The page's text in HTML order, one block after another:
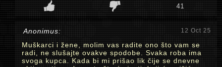
41
Anonimus: 12 Oct 25
Muškarci i žene, molim vas radite ono što vam se
radi, ne slušajte ovakve spodobe. Svaka roba ima
svoga kupca. Kada bi mi prišao lik čije se dnevne